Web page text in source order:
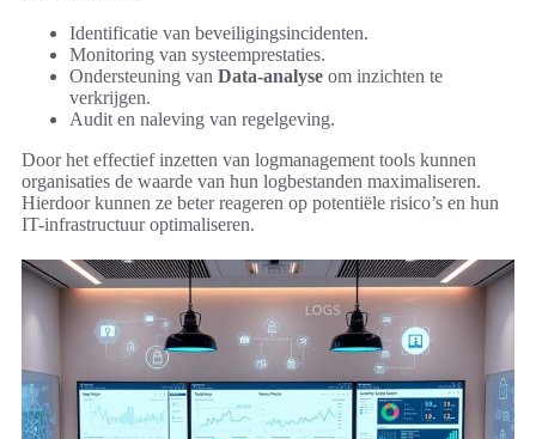
Identificatie van beveiligingsincidenten.
Monitoring van systeemprestaties.
Ondersteuning van Data-analyse om inzichten te
verkrijgen.
Audit en naleving van regelgeving.
Door het effectief inzetten van logmanagement tools kunnen
organisaties de waarde van hun logbestanden maximaliseren.
Hierdoor kunnen ze beter reageren op potentiële risico’s en hun
IT-infrastructuur optimaliseren.